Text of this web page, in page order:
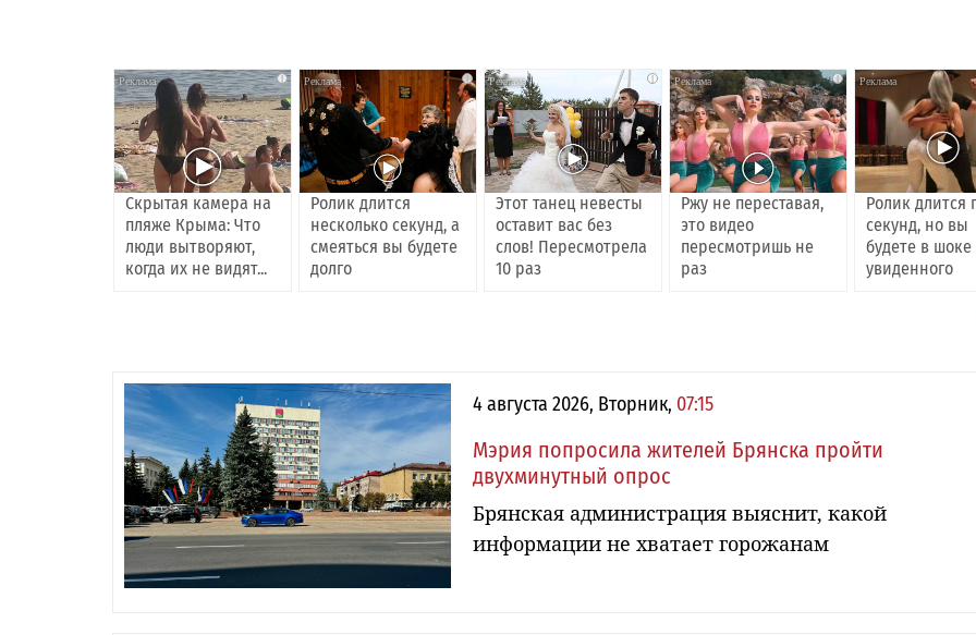
i
Скрытая камера на
пляже Крыма: Что
люди вытворяют,
когда их не видят...
i
Ролик длится
несколько секунд, а
смеяться вы будете
долго
i
Этот танец невесты
оставит вас без
слов! Пересмотрела
10 раз
i
Ржу не переставая,
это видео
пересмотришь не
раз
Ролик длится
секунд, но вы
будете в шоке
увиденного
4 августа 2026, Вторник, 07:15
Мэрия попросила жителей Брянска пройти
двухминутный опрос
Брянская администрация выяснит, какой
информации не хватает горожанам